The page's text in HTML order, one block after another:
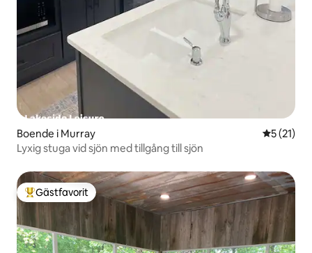
Boende i Murray 5 av 5 i
5 (21)
Lyxig stuga vid sjön med tillgång till sjön
Populär gästfavorit
Gästfavorit